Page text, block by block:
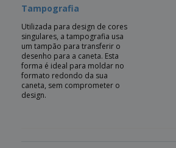
Tampografia
Utilizada para design de cores
singulares, a tampografia usa
um tampão para transferir o
desenho para a caneta. Esta
forma é ideal para moldar no
formato redondo da sua
caneta, sem comprometer o
design.